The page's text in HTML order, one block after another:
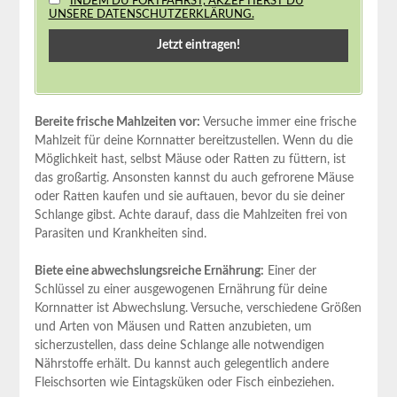
UNSERE DATENSCHUTZERKLÄRUNG.
Bereite frische Mahlzeiten vor: Versuche immer eine frische
Mahlzeit für deine Kornnatter bereitzustellen. Wenn du die
Möglichkeit hast, selbst Mäuse oder Ratten zu füttern, ist
das großartig. Ansonsten kannst du auch gefrorene Mäuse
oder Ratten kaufen und sie auftauen, bevor du sie deiner
Schlange gibst. Achte darauf, dass die Mahlzeiten frei von
Parasiten und Krankheiten sind.
Biete eine abwechslungsreiche Ernährung: Einer der
Schlüssel zu einer ausgewogenen Ernährung für deine
Kornnatter ist Abwechslung. Versuche, verschiedene Größen
und Arten von Mäusen und Ratten anzubieten, um
sicherzustellen, dass deine Schlange alle notwendigen
Nährstoffe erhält. Du kannst auch gelegentlich andere
Fleischsorten wie Eintagsküken oder Fisch einbeziehen.